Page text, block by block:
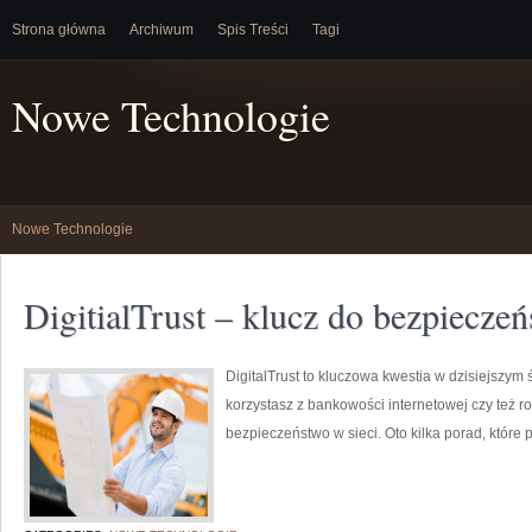
Strona główna Archiwum Spis Treści Tagi
Nowe Technologie
Nowe Technologie
DigitialTrust – klucz do
DigitalTrust to kluczowa kwestia w
korzystasz z bankowości internetowej czy też
bezpieczeństwo w sieci. Oto kilka porad,